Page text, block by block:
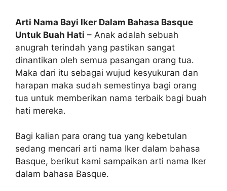
Arti Nama Bayi Iker Dalam Bahasa Basque
Untuk Buah Hati – Anak adalah sebuah
anugrah terindah yang pastikan sangat
dinantikan oleh semua pasangan orang tua.
Maka dari itu sebagai wujud kesyukuran dan
harapan maka sudah semestinya bagi orang
tua untuk memberikan nama terbaik bagi buah
hati mereka.
Bagi kalian para orang tua yang kebetulan
sedang mencari arti nama Iker dalam bahasa
Basque, berikut kami sampaikan arti nama Iker
dalam bahasa Basque.